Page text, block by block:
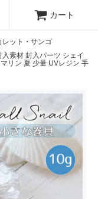
カート
レット・サンゴ
素材 封入パーツ シェイ
リン 夏 少量 UVレジン 手